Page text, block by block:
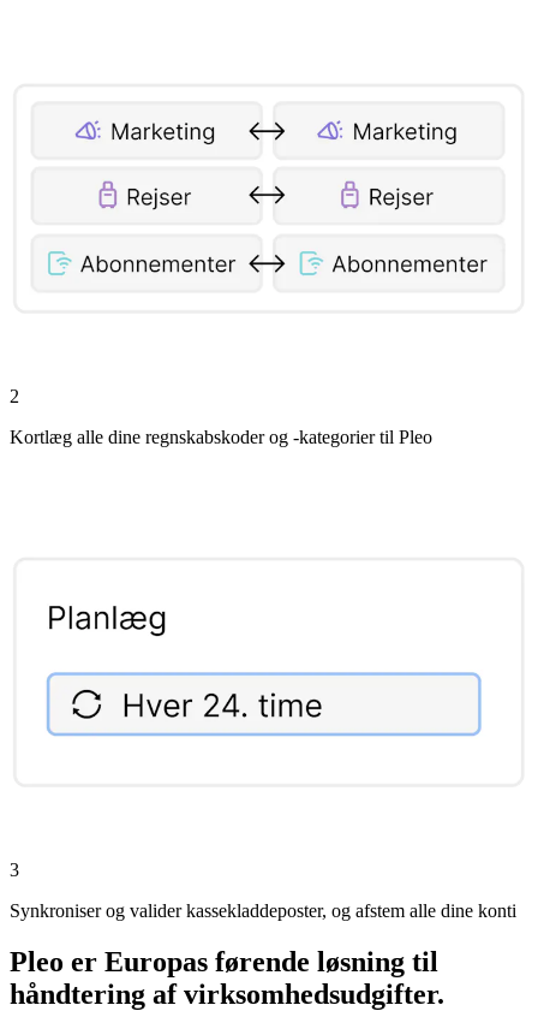
2
Kortlæg alle dine regnskabskoder og -kategorier til Pleo
3
Synkroniser og valider kassekladdeposter, og afstem alle dine konti
Pleo er Europas førende løsning til
håndtering af virksomhedsudgifter.